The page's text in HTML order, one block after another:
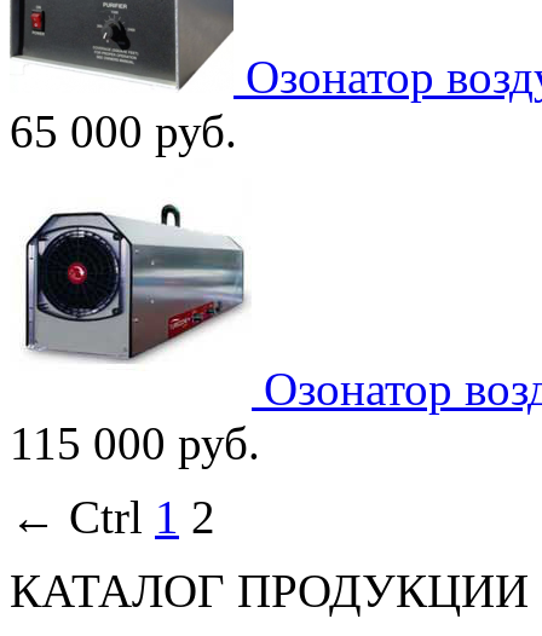
Озонатор
65 000 руб.
Озонатор
115 000 руб.
← Ctrl 1 2
КАТАЛОГ ПРОДУКЦИИ